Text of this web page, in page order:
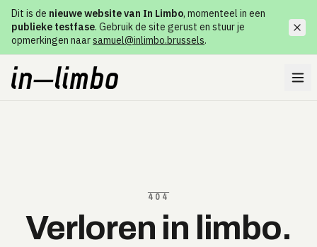
Dit is de nieuwe website van In Limbo, momenteel in een
publieke testfase. Gebruik de site gerust en stuur je
opmerkingen naarsamuel@inlimbo.brussels.
404
Verloren in limbo.